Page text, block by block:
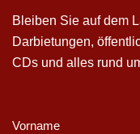
Bleiben Sie auf dem
Darbietungen,
CDs und alles rund
Vorname